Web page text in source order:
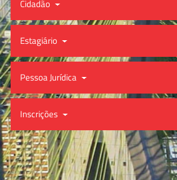
Cidadão
Estagiário
Pessoa Jurídica
Inscrições